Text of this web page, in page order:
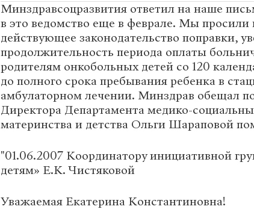
Минздравсоцразвития ответил на наше
в это ведомство еще в феврале. Мы просили
действующее законодательство поправки,
продолжительность периода оплаты
родителям онкобольных детей со 120
до полного срока пребывания ребенка в
амбулаторном лечении. Минздрав обещал
Директора Департамента медико-
материнства и детства Ольги Шараповой
"01.06.2007 Координатору инициативной
детям» Е.К. Чистяковой
Уважаемая Екатерина Константиновна!